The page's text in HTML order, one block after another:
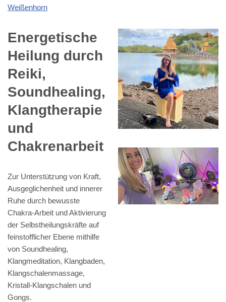
Weißenhorn
Energetische
Heilung durch
Reiki,
Soundhealing,
Klangtherapie
und
Chakrenarbeit
Zur Unterstützung von Kraft,
Ausgeglichenheit und innerer
Ruhe durch bewusste
Chakra-Arbeit und Aktivierung
der Selbstheilungskräfte auf
feinstofflicher Ebene mithilfe
von Soundhealing,
Klangmeditation, Klangbaden,
Klangschalenmassage,
Kristall-Klangschalen und
Gongs.